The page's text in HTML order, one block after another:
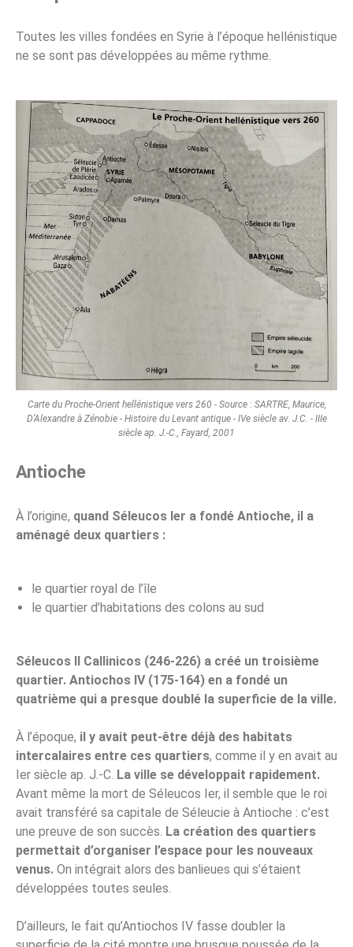
Toutes les villes fondées en Syrie à l’époque hellénistique
ne se sont pas développées au même rythme.
Carte du Proche-Orient hellénistique vers 260 - Source : SARTRE, Maurice,
D’Alexandre à Zénobie - Histoire du Levant antique - IVe siècle av. J.C. - IIIe
siècle ap. J.-C., Fayard, 2001
Antioche
À l’origine, quand Séleucos Ier a fondé Antioche, il a
aménagé deux quartiers :
le quartier royal de l’île
le quartier d’habitations des colons au sud
Séleucos II Callinicos (246-226) a créé un troisième
quartier. Antiochos IV (175-164) en a fondé un
quatrième qui a presque doublé la superficie de la ville.
À l’époque, il y avait peut-être déjà des habitats
intercalaires entre ces quartiers, comme il y en avait au
Ier siècle ap. J.-C. La ville se développait rapidement.
Avant même la mort de Séleucos Ier, il semble que le roi
avait transféré sa capitale de Séleucie à Antioche : c’est
une preuve de son succès. La création des quartiers
permettait d’organiser l’espace pour les nouveaux
venus. On intégrait alors des banlieues qui s’étaient
développées toutes seules.
D’ailleurs, le fait qu’Antiochos IV fasse doubler la